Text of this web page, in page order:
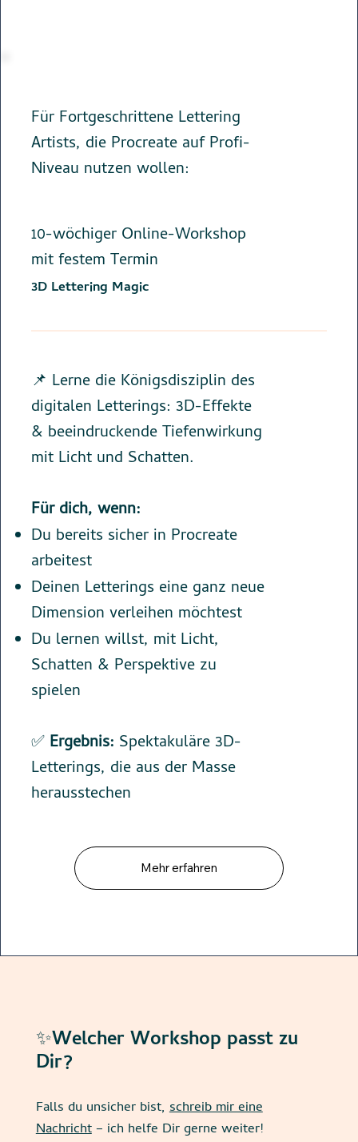
Für Fortgeschrittene Lettering
Artists, die Procreate auf Profi-
Niveau nutzen wollen:
10-wöchiger Online-Workshop
mit festem Termin
3D Lettering Magic
📌 Lerne die Königsdisziplin des
digitalen Letterings: 3D-Effekte
& beeindruckende Tiefenwirkung
mit Licht und Schatten.
Für dich, wenn:
Du bereits sicher in Procreate
arbeitest
Deinen Letterings eine ganz neue
Dimension verleihen möchtest
Du lernen willst, mit Licht,
Schatten & Perspektive zu
spielen
✅ Ergebnis: Spektakuläre 3D-
Letterings, die aus der Masse
herausstechen
Mehr erfahren
✨Welcher Workshop passt zu
Dir?
Falls du unsicher bist,schreib mir eine
Nachricht– ich helfe Dir gerne weiter!